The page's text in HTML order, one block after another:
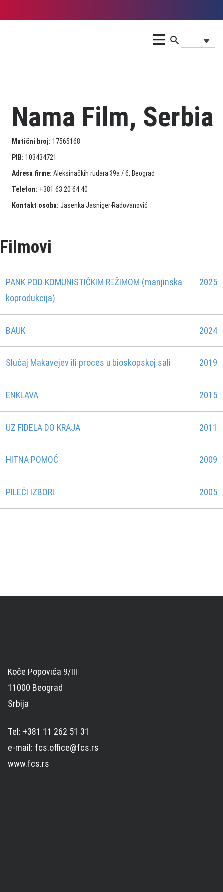
Nama Film, Serbia
Matični broj: 17565168
PIB: 103434721
Adresa firme: Aleksinačkih rudara 39a / 6, Beograd
Telefon: +381 63 20 64 40
Kontakt osoba: Jasenka Jasniger-Radovanović
Filmovi
PANK POD KOMUNISTIČKIM REŽIMOM (manjinska
koprodukcija)
2025
BAUK 2024
Slučaj Makavejev ili proces u bioskopskoj sali 2019
ENKLAVA 2015
UZ FIDELA DO KRAJA 2011
HITNA POMOĆ 2009
PILEĆI IZBORI 2005
Koče Popovića 9/III
11000 Beograd
Srbija
Tel: +381 11 262 51 31
e-mail: fcs.office@fcs.rs
www.fcs.rs